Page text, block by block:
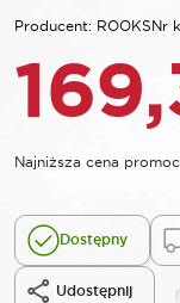
Producent: ROOKSNr
Najniższa cena
Dostępny
Udostępnij